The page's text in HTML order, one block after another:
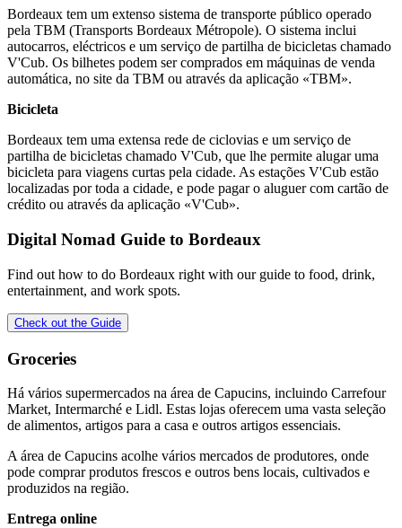
Bordeaux tem um extenso sistema de transporte público operado
pela TBM (Transports Bordeaux Métropole). O sistema inclui
autocarros, eléctricos e um serviço de partilha de bicicletas chamado
V'Cub. Os bilhetes podem ser comprados em máquinas de venda
automática, no site da TBM ou através da aplicação «TBM».
Bicicleta
Bordeaux tem uma extensa rede de ciclovias e um serviço de
partilha de bicicletas chamado V'Cub, que lhe permite alugar uma
bicicleta para viagens curtas pela cidade. As estações V'Cub estão
localizadas por toda a cidade, e pode pagar o aluguer com cartão de
crédito ou através da aplicação «V'Cub».
Digital Nomad Guide to Bordeaux
Find out how to do Bordeaux right with our guide to food, drink,
entertainment, and work spots.
Check out the Guide
Groceries
Há vários supermercados na área de Capucins, incluindo Carrefour
Market, Intermarché e Lidl. Estas lojas oferecem uma vasta seleção
de alimentos, artigos para a casa e outros artigos essenciais.
A área de Capucins acolhe vários mercados de produtores, onde
pode comprar produtos frescos e outros bens locais, cultivados e
produzidos na região.
Entrega online